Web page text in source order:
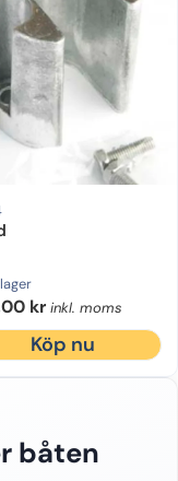
kr inkl. moms
Köp nu
båten